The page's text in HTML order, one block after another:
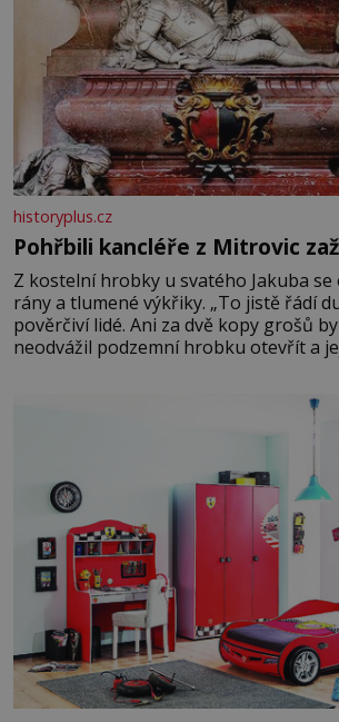
historyplus.cz
Pohřbili kancléře z Mitrovic
Z kostelní hrobky u svatého Jakuba se
rány a tlumené výkřiky. „To jistě řádí
pověrčiví lidé. Ani za dvě kopy grošů
neodvážil podzemní hrobku otevřít a
burácení skutečně ustane. Když o